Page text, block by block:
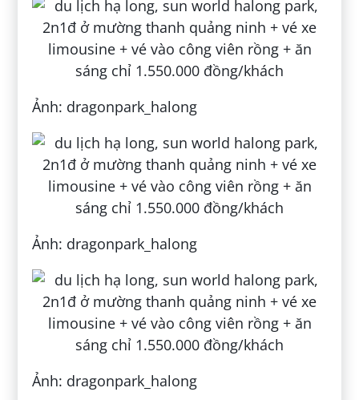
Ảnh: dragonpark_halong
Ảnh: dragonpark_halong
Ảnh: dragonpark_halong